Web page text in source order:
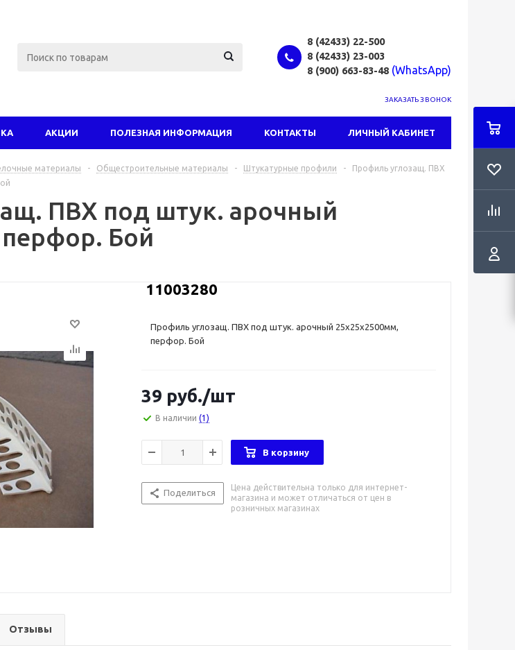
8 (42433) 22-500
8 (42433) 23-003
8 (900) 663-83-48 (WhatsApp)
ЗАКАЗАТЬ ЗВОНОК
АКЦИИ ПОЛЕЗНАЯ ИНФОРМАЦИЯ КОНТАКТЫ ЛИЧНЫЙ КАБИНЕТ
материалы - Общестроительные материалы - Штукатурные профили -
Профиль углозащ. ПВХ
ПВХ под штук. арочный
Бой
11003280
Профиль углозащ. ПВХ под штук. арочный 25x25x2500мм,
перфор. Бой
39 руб./шт
В наличии (1)
В корзину
Поделиться
Цена действительна только для интернет-
магазина и может отличаться от цен в
розничных магазинах
Отзывы